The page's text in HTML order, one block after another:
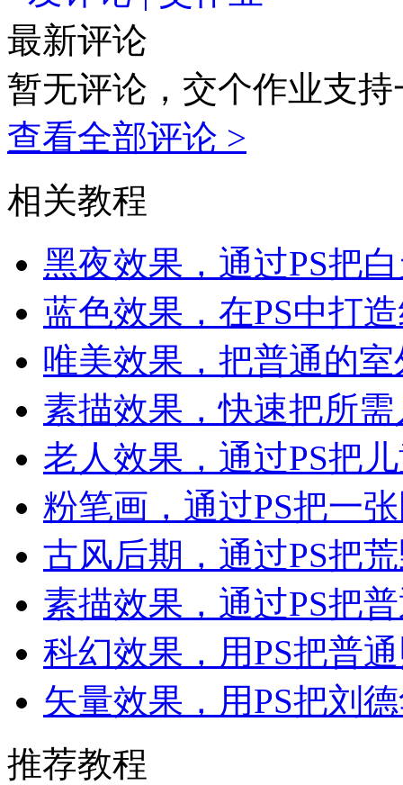
最新评论
暂无评论，交个作业支持
查看全部评论 >
相关教程
黑夜效果，通过PS把
蓝色效果，在PS中打
唯美效果，把普通的
素描效果，快速把所
老人效果，通过PS把
粉笔画，通过PS把一
古风后期，通过PS把
素描效果，通过PS把
科幻效果，用PS把普
矢量效果，用PS把刘
推荐教程